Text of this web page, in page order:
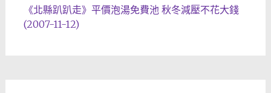
《北縣趴趴走》平價泡湯免費池 秋冬減壓不花大錢
(2007-11-12)